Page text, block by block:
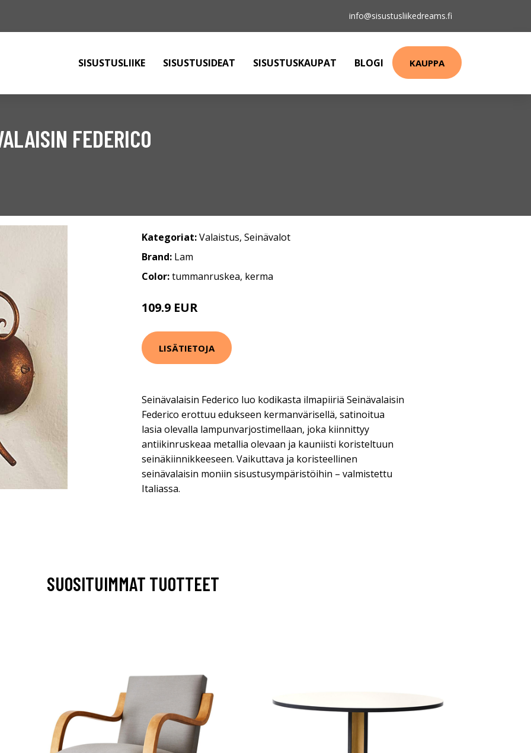
info@sisustusliikedreams.fi
SISUSTUSLIIKE SISUSTUSIDEAT SISUSTUSKAUPAT BLOGI KAUPPA
FEDERICO
Kategoriat:Valaistus, Seinävalot
Brand: Lam
Color:tummanruskea, kerma
109.9 EUR
LISÄTIETOJA
Seinävalaisin Federico luo kodikasta ilmapiiriä Seinävalaisin
Federico erottuu edukseen kermanvärisellä, satinoitua
lasia olevalla lampunvarjostimellaan, joka kiinnittyy
antiikinruskeaa metallia olevaan ja kauniisti koristeltuun
seinäkiinnikkeeseen. Vaikuttava ja koristeellinen
seinävalaisin moniin sisustusympäristöihin – valmistettu
Italiassa.
SUOSITUIMMAT TUOTTEET